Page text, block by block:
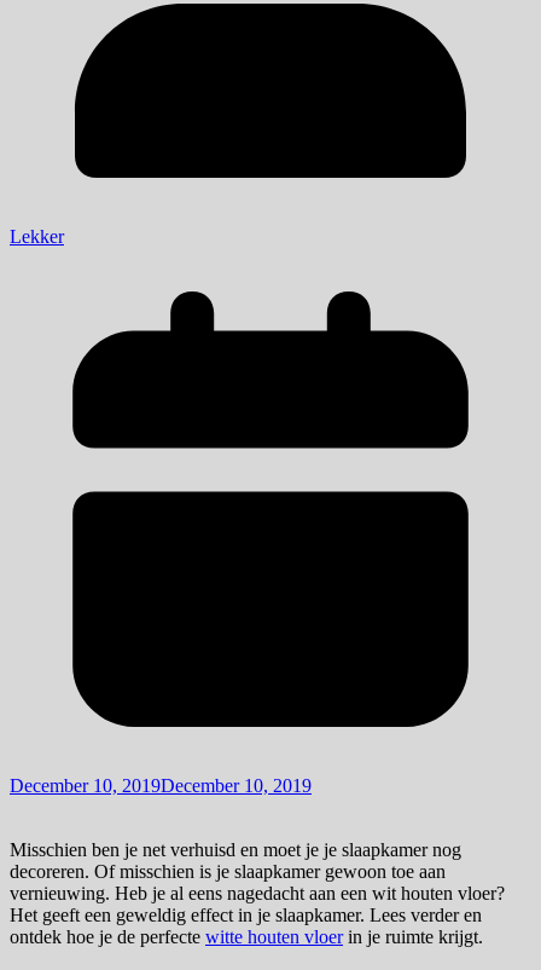
Lekker
December 10, 2019December 10, 2019
Misschien ben je net verhuisd en moet je je slaapkamer nog
decoreren. Of misschien is je slaapkamer gewoon toe aan
vernieuwing. Heb je al eens nagedacht aan een wit houten vloer?
Het geeft een geweldig effect in je slaapkamer. Lees verder en
ontdek hoe je de perfecte witte houten vloerin je ruimte krijgt.